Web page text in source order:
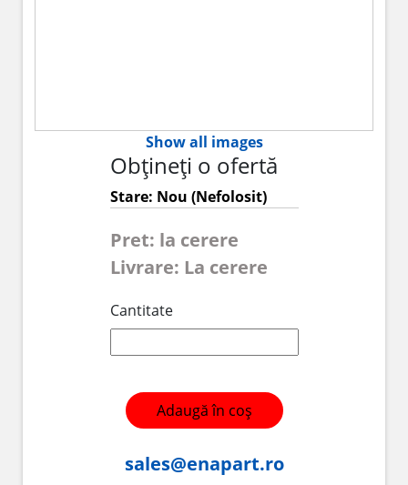
Show all images
Obțineți o ofertă
Stare: Nou (Nefolosit)
Pret: la cerere
Livrare: La cerere
Cantitate
Adaugă în coș
sales@enapart.ro